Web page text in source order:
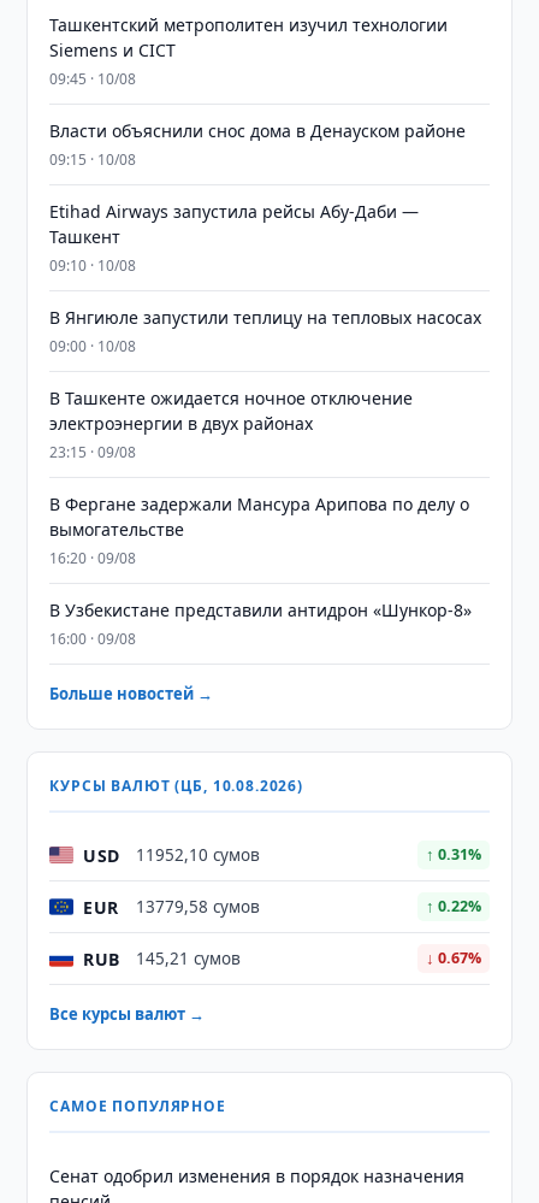
Ташкентский метрополитен изучил технологии
Siemens и CICT
09:45 · 10/08
Власти объяснили снос дома в Денауском районе
09:15 · 10/08
Etihad Airways запустила рейсы Абу-Даби —
Ташкент
09:10 · 10/08
В Янгиюле запустили теплицу на тепловых насосах
09:00 · 10/08
В Ташкенте ожидается ночное отключение
электроэнергии в двух районах
23:15 · 09/08
В Фергане задержали Мансура Арипова по делу о
вымогательстве
16:20 · 09/08
В Узбекистане представили антидрон «Шункор-8»
16:00 · 09/08
Больше новостей →
КУРСЫ ВАЛЮТ (ЦБ, 10.08.2026)
USD 11952,10 сумов ↑ 0.31%
EUR 13779,58 сумов ↑ 0.22%
RUB 145,21 сумов ↓ 0.67%
Все курсы валют →
САМОЕ ПОПУЛЯРНОЕ
Сенат одобрил изменения в порядок назначения